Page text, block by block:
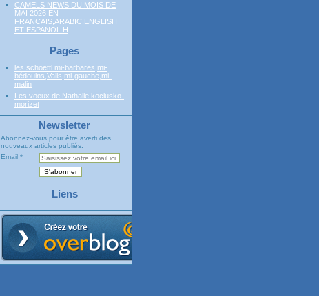
CAMELS NEWS DU MOIS DE
MAI 2026 EN
FRANCAIS,ARABIC,ENGLISH
ET ESPANOL H
Pages
les schoettl mi-barbares,mi-
bédouins,Valls,mi-gauche,mi-
malin
Les voeux de Nathalie kociusko-
morizet
Newsletter
Abonnez-vous pour être averti des
nouveaux articles publiés.
Email
Liens